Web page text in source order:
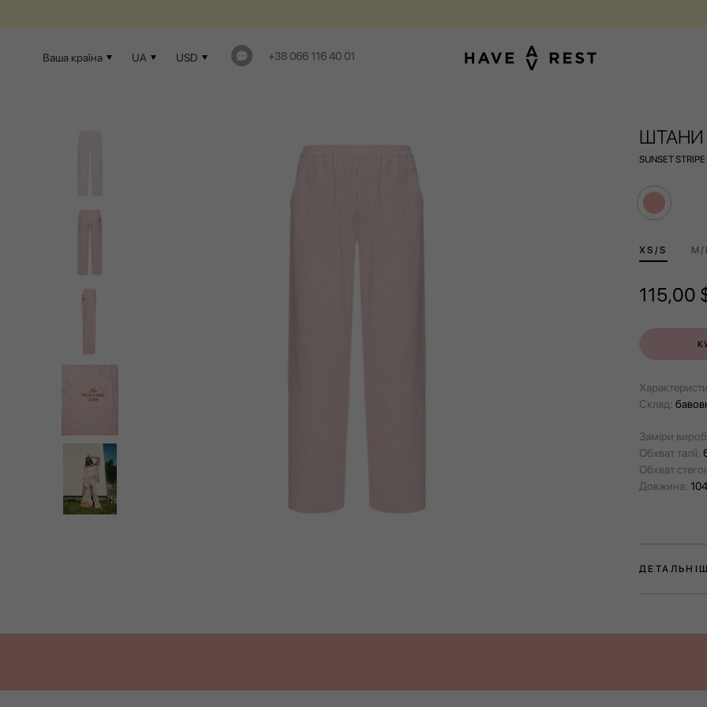
Ваша країна UA USD +38 066 116 40 01
ШТАНИ
SUNSET STRIPE
ХS/S M/
115,00
Склад:
Заміри
Обхват талії:
Обхват
Довжина:
задоволення